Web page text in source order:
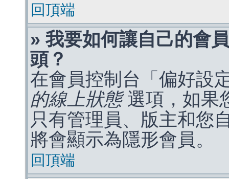
回頂端
» 我要如何讓自己的會
頭？
在會員控制台「偏好設
的線上狀態選項，如果
只有管理員、版主和您
將會顯示為隱形會員。
回頂端